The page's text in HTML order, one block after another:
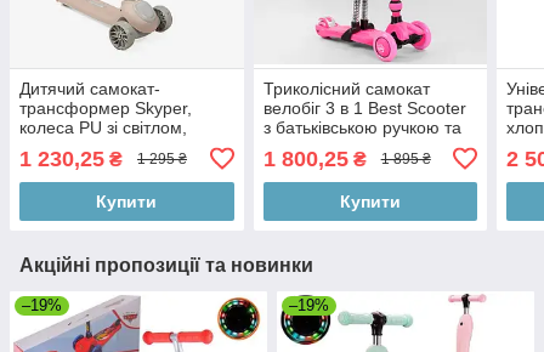
Дитячий самокат-
трансформер Skyper,
колеса PU зі світлом,
українська мова, підсвітка
платформи, складне
кермо, у коробці
1 230,25 ₴ 1 295 ₴
Купити
Триколісний самокат
велобіг 3 в 1 Best Scooter
з батьківською ручкою та
1 800,25₴ 1 895 ₴
Купити
2
Акційні пропозиції та новинки
–19% –19%